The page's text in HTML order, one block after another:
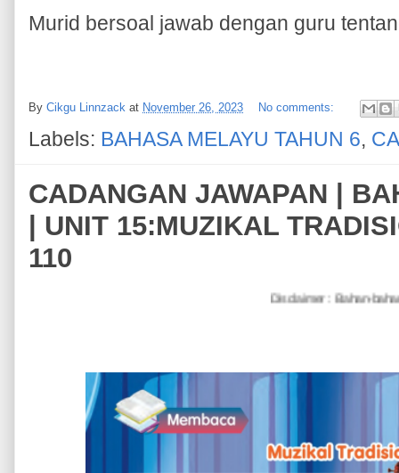
Murid bersoal jawab dengan guru
By Cikgu Linnzack at November 26, 2023 No comments:
Labels: BAHASA MELAYU TAHUN 6,
CADANGAN JAWAPAN |
| UNIT 15:MUZIKAL
110
Disclaimer : Bahan-bahan untuk tujuan PDPC sahaja